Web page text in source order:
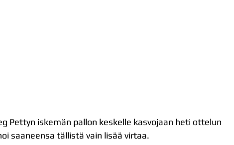
Pettyn iskemän pallon keskelle kasvojaan heti ottelun
saaneensa tällistä vain lisää virtaa.